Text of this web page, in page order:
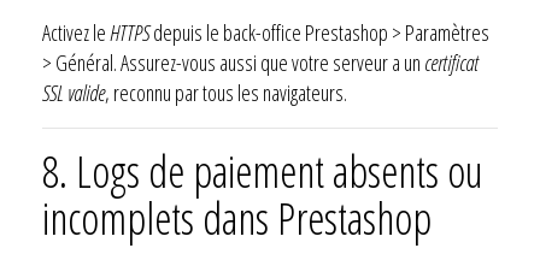
Activez leHTTPSdepuis le back-office Prestashop > Paramètres
> Général. Assurez-vous aussi que votre serveur a un certificat
SSL valide, reconnu par tous les navigateurs.
8. Logs de paiement absents ou
incomplets dans Prestashop